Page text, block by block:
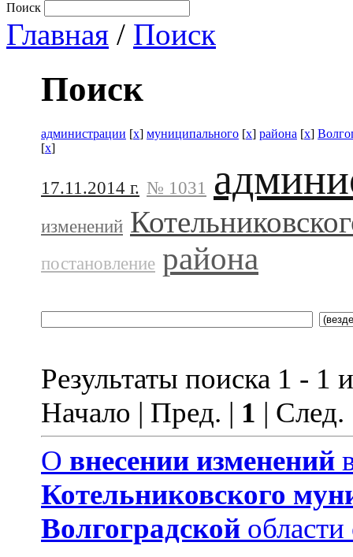
Поиск
Главная / Поиск
Поиск
администрации [x] муниципального [x] района [x]
[x]
17.11.2014 г. № 1031
изменений
постановление района
Результаты поиска 1 - 1
Начало | Пред. | 1 |
О внесении изменений
Котельниковского
Волгоградской